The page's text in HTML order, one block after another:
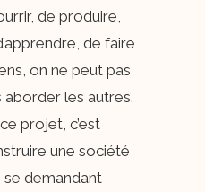
de produire,
de faire
on ne peut pas
aborder les autres.
projet, c’est
une société
se demandant